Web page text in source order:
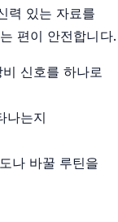
력 있는 자료를
편이 안전합니다.
신호를 하나로
나는지
나 바꿀 루틴을